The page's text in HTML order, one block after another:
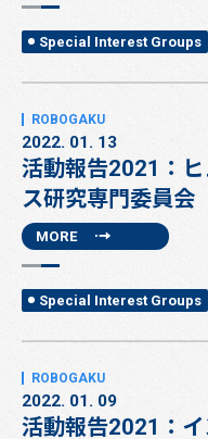
Special Interest Groups
2022. 01. 13
活動報告2021：ヒ
ス研究専門委員会
MORE
Special Interest Groups
2022. 01. 09
活動報告2021：